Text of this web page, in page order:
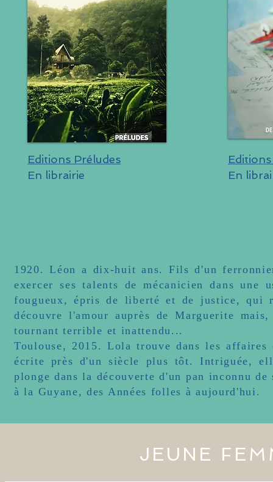
Editions Préludes
En librairie
En
1920. Léon a dix-huit ans. Fils d'un
exercer ses talents de mécanicien dans une
fougueux, épris de liberté et de justice, qui
découvre l'amour auprès de Marguerite
tournant terrible et inattendu...
Toulouse, 2015. Lola trouve dans les
écrite près d'un siècle plus tôt. Intriguée,
plonge dans la découverte d'un pan inconnu
à la Guyane, des Années folles à aujourd'hui.
JEUNE